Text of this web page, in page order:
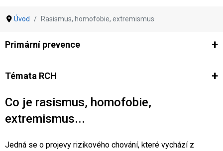
Úvod Rasismus, homofobie, extremismus
Primární prevence
Ze světa prevence
Témata RCH
Co je rizikové chování (RCH) Agrese a šikana
Co je rasismus, homofobie,
extremismus...
Jedná se o projevy rizikového chování, které vychází z